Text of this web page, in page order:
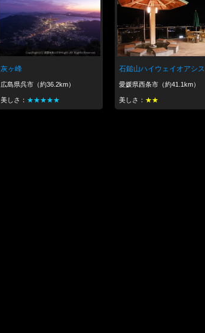
灰ヶ峰
広島県呉市（約36.2km）
美しさ： ★★★★★
石鎚山ハイウェイオアシス
愛媛県西条市（約41.1km）
美しさ： ★★